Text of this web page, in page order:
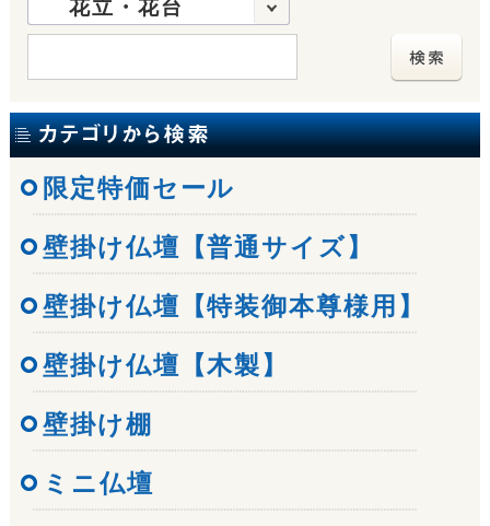
花立・花台
限定特価セール
壁掛け仏壇【普通サイズ】
壁掛け仏壇【特装御本尊様用】
壁掛け仏壇【木製】
壁掛け棚
ミニ仏壇